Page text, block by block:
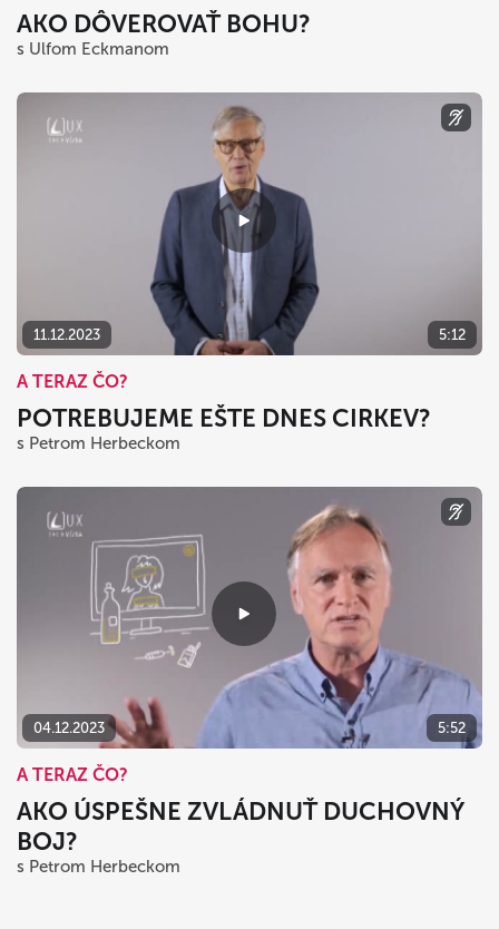
AKO DÔVEROVAŤ BOHU?
s Ulfom Eckmanom
11.12.2023 5:12
A TERAZ ČO?
POTREBUJEME EŠTE DNES CIRKEV?
s Petrom Herbeckom
04.12.2023 5:52
A TERAZ ČO?
AKO ÚSPEŠNE ZVLÁDNUŤ DUCHOVNÝ
BOJ?
s Petrom Herbeckom